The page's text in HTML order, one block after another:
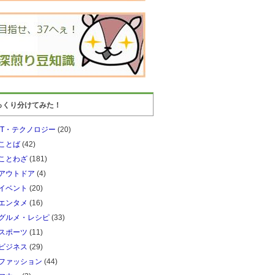
くり分けてみた！
・テクノロジー (20)
とば(42)
とわざ(181)
ウトドア (4)
ベント (20)
ンタメ (16)
ルメ・レシピ(33)
ポーツ (11)
ジネス (29)
ァッション (44)